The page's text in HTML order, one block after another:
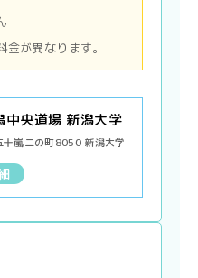
が異なります。
中央道場 新潟大学
十嵐二の町8050 新潟大学